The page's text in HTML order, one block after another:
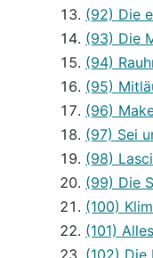
(92) Die
(93) Die
(94)
(95)
(96)
(97) Sei
(98)
(99) Die
(100)
(101)
(102) Die